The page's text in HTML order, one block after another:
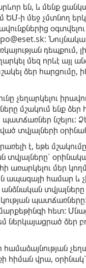
են, և մենք
ի մեջ չմտնող
մեզ որևէ այլ
ձեր
չեղարկելու
մշակում ենք
նշելու:
տվյալների
է, եթե
առարկելու մեր
ապագայի համար և
անձնական
հետ:
ձեր
հիման վրա,